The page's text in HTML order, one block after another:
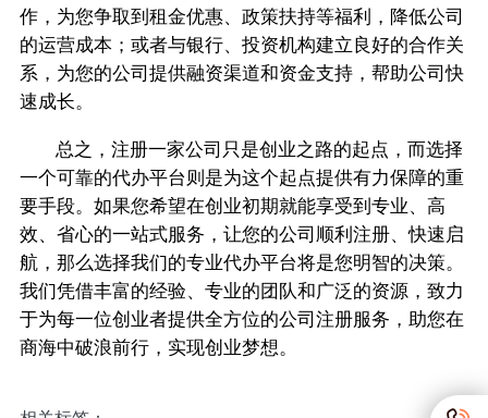
作，为您争取到租金优惠、政策扶持等福利，降低公司
的运营成本；或者与银行、投资机构建立良好的合作关
系，为您的公司提供融资渠道和资金支持，帮助公司快
速成长。
总之，注册一家公司只是创业之路的起点，而选择
一个可靠的代办平台则是为这个起点提供有力保障的重
要手段。如果您希望在创业初期就能享受到专业、高
效、省心的一站式服务，让您的公司顺利注册、快速启
航，那么选择我们的专业代办平台将是您明智的决策。
我们凭借丰富的经验、专业的团队和广泛的资源，致力
于为每一位创业者提供全方位的公司注册服务，助您在
商海中破浪前行，实现创业梦想。